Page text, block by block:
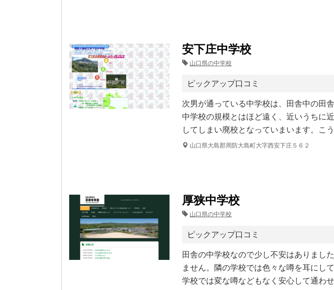
安下庄中学校
山口県の中学校
ピックアップ口コミ
次男が通っている中学校は、田舎中の田
中学校の規模とはほど遠く、近いうちに
してしまい廃校となっていまいます。こ
山口県大島郡周防大島町大字西安下庄５６２
厚狭中学校
山口県の中学校
ピックアップ口コミ
田舎の中学校なので少し不安はありまし
ません。隣の学校では色々な噂を耳にし
学校では変な噂などもなく安心して通わ